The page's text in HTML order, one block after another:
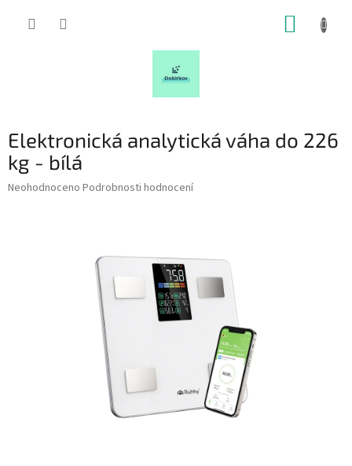
Elektronická analytická váha do 226
kg - bílá
Průměrné
Neohodnoceno Podrobnosti hodnocení